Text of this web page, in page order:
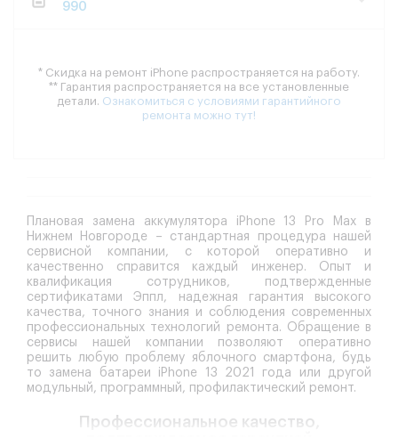
990
* Скидка на ремонт iPhone распространяется на работу.
** Гарантия распространяется на все установленные
детали. Ознакомиться с условиями гарантийного
ремонта можно тут!
Плановая замена аккумулятора iPhone 13 Pro Max в
Нижнем Новгороде – стандартная процедура нашей
сервисной компании, с которой оперативно и
качественно справится каждый инженер. Опыт и
квалификация сотрудников, подтвержденные
сертификатами Эппл, надежная гарантия высокого
качества, точного знания и соблюдения современных
профессиональных технологий ремонта. Обращение в
сервисы нашей компании позволяют оперативно
решить любую проблему яблочного смартфона, будь
то замена батареи iPhone 13 2021 года или другой
модульный, программный, профилактический ремонт.
Профессиональное качество,